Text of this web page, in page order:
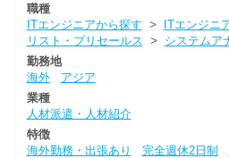
職種
ITエンジニアから探す > ITエンジニ
リスト・プリセールス > システムア
勤務地
海外
アジア
業種
人材派遣・人材紹介
特徴
海外勤務・出張あり
完全週休2日制